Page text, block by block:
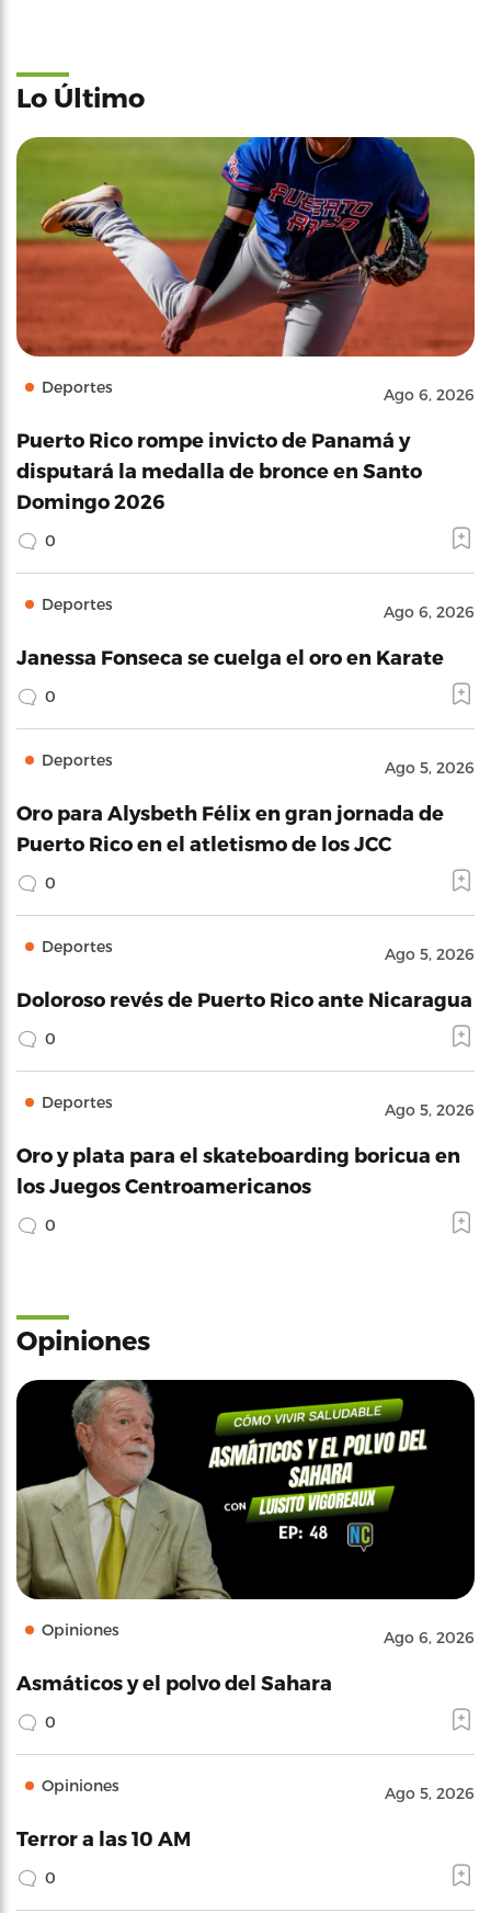
Lo Último
Deportes Ago 6, 2026
Puerto Rico rompe invicto de Panamá y
disputará la medalla de bronce en Santo
Domingo 2026
0
Deportes Ago 6, 2026
Janessa Fonseca se cuelga el oro en Karate
0
Deportes Ago 5, 2026
Oro para Alysbeth Félix en gran jornada de
Puerto Rico en el atletismo de los JCC
0
Deportes Ago 5, 2026
Doloroso revés de Puerto Rico ante Nicaragua
0
Deportes Ago 5, 2026
Oro y plata para el skateboarding boricua en
los Juegos Centroamericanos
0
Opiniones
Opiniones Ago 6, 2026
Asmáticos y el polvo del Sahara
0
Opiniones Ago 5, 2026
Terror a las 10 AM
0